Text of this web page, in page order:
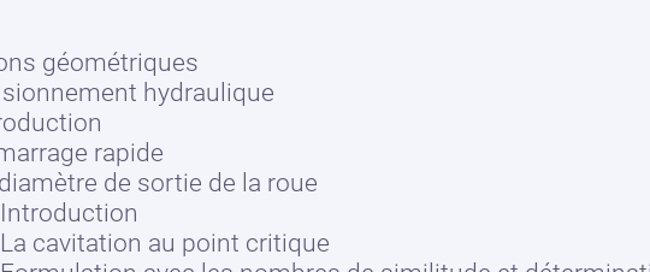
géométriques
hydraulique
rapide
de sortie de la roue
Introduction
La cavitation au point critique